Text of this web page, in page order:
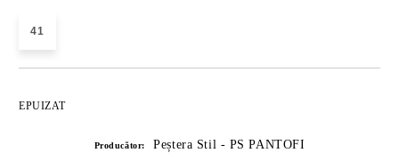
41
EPUIZAT
Producător: Peștera Stil - PS PANTOFI